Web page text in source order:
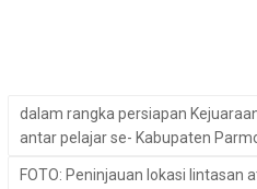
dalam rangka persiapan
antar pelajar se- Kabupaten
FOTO: Peninjauan lokasi lintasan